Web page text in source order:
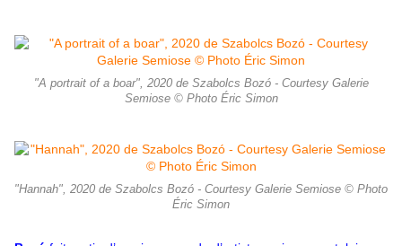
"A portrait of a boar", 2020 de Szabolcs Bozó - Courtesy Galerie
Semiose © Photo Éric Simon
"Hannah", 2020 de Szabolcs Bozó - Courtesy Galerie Semiose © Photo
Éric Simon